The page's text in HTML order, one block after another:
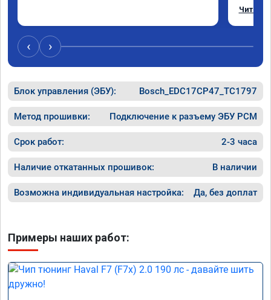
стала
Читать
‹ ›
Блок управления (ЭБУ): Bosch_EDC17CP47_TC1797
Метод прошивки: Подключение к разъему ЭБУ PCM
Срок работ: 2-3 часа
Наличие откатанных прошивок: В наличии
Возможна индивидуальная настройка: Да, без доплат
Примеры наших работ: